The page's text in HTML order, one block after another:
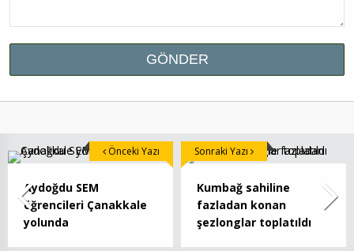
Aydoğdu SEM
öğrencileri Çanakkale
yolunda
Önceki Yazı
Kumbağ sahiline
fazladan konan
şezlonglar toplatıldı
Sonraki Yazı